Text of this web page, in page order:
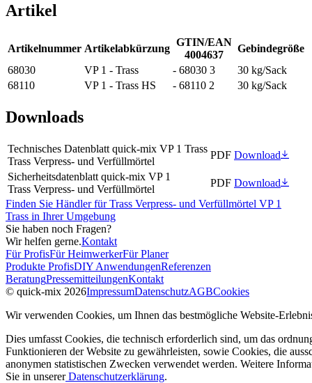
Artikel
Artikelnummer Artikelabkürzung
GTIN/EAN
4004637
Gebindegröße
68030
VP 1 - Trass - 68030 3
30 kg/Sack
68110
VP 1 - Trass HS - 68110 2 30 kg/Sack
Downloads
Technisches Datenblatt quick-mix VP 1 Trass
Trass Verpress- und Verfüllmörtel
PDF Download
Sicherheitsdatenblatt quick-mix VP 1
Trass Verpress- und Verfüllmörtel
PDF Download
Finden Sie Händler für Trass Verpress- und Verfüllmörtel VP 1
Trass in Ihrer Umgebung
Sie haben noch Fragen?
Wir helfen gerne.Kontakt
Für ProfisFür HeimwerkerFür Planer
Produkte ProfisDIY AnwendungenReferenzen
BeratungPressemitteilungenKontakt
© quick-mix 2026ImpressumDatenschutzAGBCookies
Wir verwenden Cookies, um Ihnen das bestmögliche Website-
Dies umfasst Cookies, die technisch erforderlich sind, um das
Funktionieren der Website zu gewährleisten, sowie Cookies, die
anonymen statistischen Zwecken verwendet werden. Weitere
Sie in unsererDatenschutzerklärung.